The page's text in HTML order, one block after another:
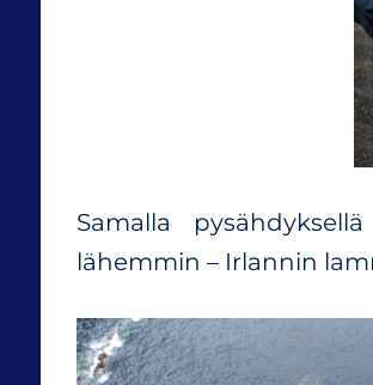
Samalla
lähemmin – Irlannin